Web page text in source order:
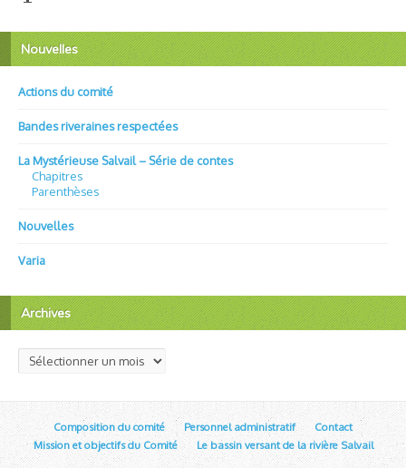
Nouvelles
Actions du comité
Bandes riveraines respectées
La Mystérieuse Salvail – Série de contes
Chapitres
Parenthèses
Nouvelles
Varia
Archives
Archives
Composition du comité Personnel administratif
Contact
Mission et objectifs du Comité
Le bassin versant de la rivière Salvail